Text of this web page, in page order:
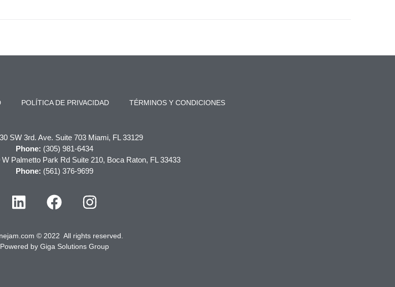
POLÍTICA DE PRIVACIDAD TÉRMINOS Y CONDICIONES
SW 3rd. Ave. Suite 703 Miami, FL 33129
Phone: (305) 981-6434
W Palmetto Park Rd Suite 210, Boca Raton, FL 33433
Phone: (561) 376-9699
© 2022 All rights reserved.
Powered by Giga Solutions Group